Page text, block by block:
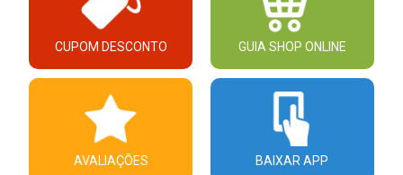
CUPOM DESCONTO GUIA SHOP ONLINE
AVALIAÇÕES BAIXAR APP